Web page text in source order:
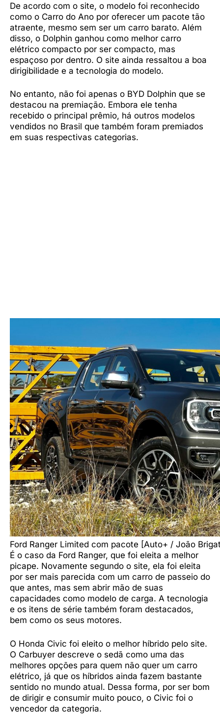
De acordo com o site, o modelo foi reconhecido
como o Carro do Ano por oferecer um pacote tão
atraente, mesmo sem ser um carro barato. Além
disso, o Dolphin ganhou como melhor carro
elétrico compacto por ser compacto, mas
espaçoso por dentro. O site ainda ressaltou a boa
dirigibilidade e a tecnologia do modelo.
No entanto, não foi apenas o BYD Dolphin que se
destacou na premiação. Embora ele tenha
recebido o principal prêmio, há outros modelos
vendidos no Brasil que também foram premiados
em suas respectivas categorias.
Ford Ranger Limited com pacote [Auto+ / João
É o caso da Ford Ranger, que foi eleita a melhor
picape. Novamente segundo o site, ela foi eleita
por ser mais parecida com um carro de passeio do
que antes, mas sem abrir mão de suas
capacidades como modelo de carga. A tecnologia
e os itens de série também foram destacados,
bem como os seus motores.
O Honda Civic foi eleito o melhor híbrido pelo site.
O Carbuyer descreve o sedã como uma das
melhores opções para quem não quer um carro
elétrico, já que os híbridos ainda fazem bastante
sentido no mundo atual. Dessa forma, por ser bom
de dirigir e consumir muito pouco, o Civic foi o
vencedor da categoria.